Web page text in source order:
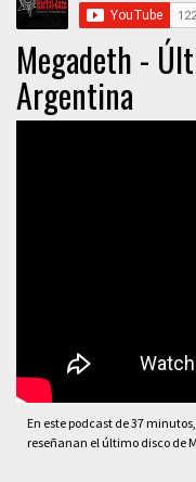
Megadeth -
Argentina
En este podcast de 37
reseñanan el último disco de